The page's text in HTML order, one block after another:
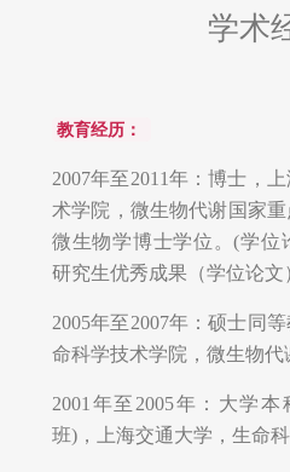
学术
教育经历：
2007年至2011年：博士，
术学院，微生物代谢国家
微生物学博士学位。(学位
研究生优秀成果（学位论文
2005年至2007年：硕士同
命科学技术学院，微生物代
2001年至2005年：大学
班)，上海交通大学，生命